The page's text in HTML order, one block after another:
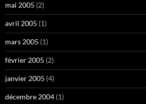
mai 2005 (2)
avril 2005 (1)
mars 2005 (1)
février 2005 (2)
janvier 2005 (4)
décembre 2004 (1)